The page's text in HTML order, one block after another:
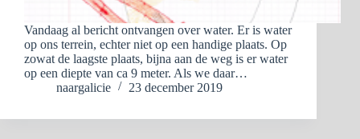
Vandaag al bericht ontvangen over water. Er is water
op ons terrein, echter niet op een handige plaats. Op
zowat de laagste plaats, bijna aan de weg is er water
op een diepte van ca 9 meter. Als we daar…
naargalicie
23 december 2019